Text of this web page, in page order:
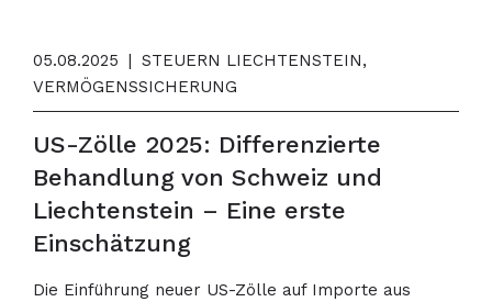
05.08.2025 | STEUERN LIECHTENSTEIN,
VERMÖGENSSICHERUNG
US-Zölle 2025: Differenzierte
Behandlung von Schweiz und
Liechtenstein – Eine erste
Einschätzung
Die Einführung neuer US-Zölle auf Importe aus